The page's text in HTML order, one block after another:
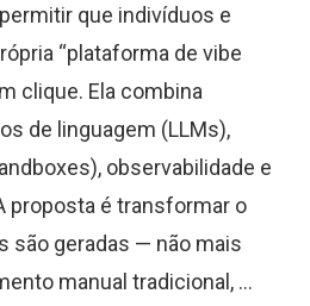
que indivíduos e
“plataforma de vibe
clique. Ela combina
de linguagem (LLMs),
observabilidade e
proposta é transformar o
são geradas — não mais
manual tradicional, ...